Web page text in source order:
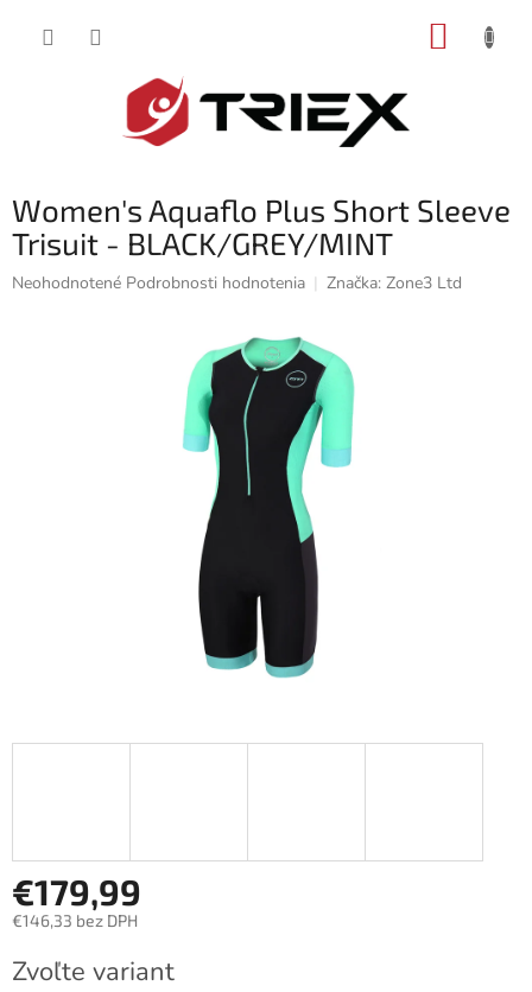
Women's Aquaflo Plus Short Sleeve
Trisuit - BLACK/GREY/MINT
Priemerné
Neohodnotené Podrobnosti hodnotenia Značka: Zone3 Ltd
€179,99
€146,33 bez DPH
cena:
Zvoľte variant